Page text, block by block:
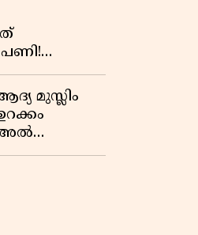
ജനകീയ
മുസ്ലിം